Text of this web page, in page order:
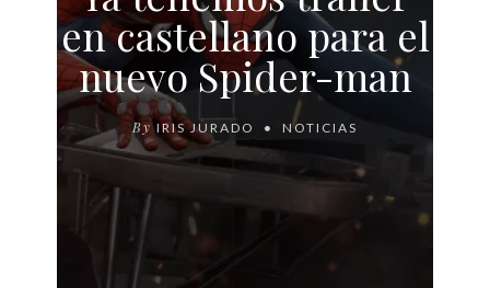
en castellano para el
nuevo Spider-man
By IRIS JURADO NOTICIAS